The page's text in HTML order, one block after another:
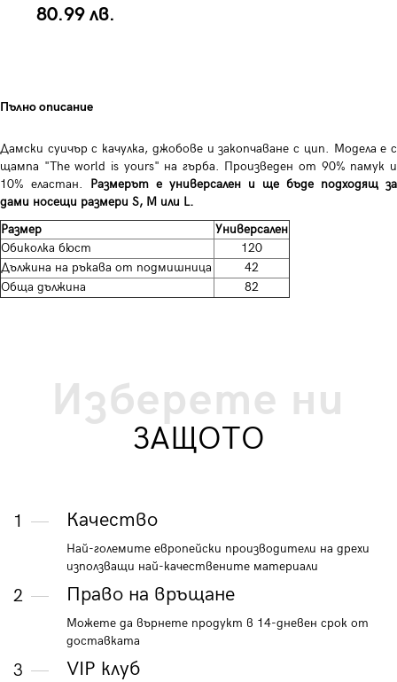
80.99 лв.
Пълно описание
Дамски суичър с качулка, джобове и закопчаване с цип. Модела е с
щампа "The world is yours" на гърба. Произведен от 90% памук и
10% еластан.
Размерът е универсален и ще бъде подходящ за
дами носещи размери S, M или L.
Размер
Универсален
Обиколка бюст
120
Дължина на ръкава от подмишница
42
Обща дължина
82
Изберете ни
ЗАЩОТО
1 Качество
Най-големите европейски производители на дрехи
използващи най-качествените материали
2 Право на връщане
Можете да върнете продукт в 14-дневен срок от
доставката
3 VIP клуб